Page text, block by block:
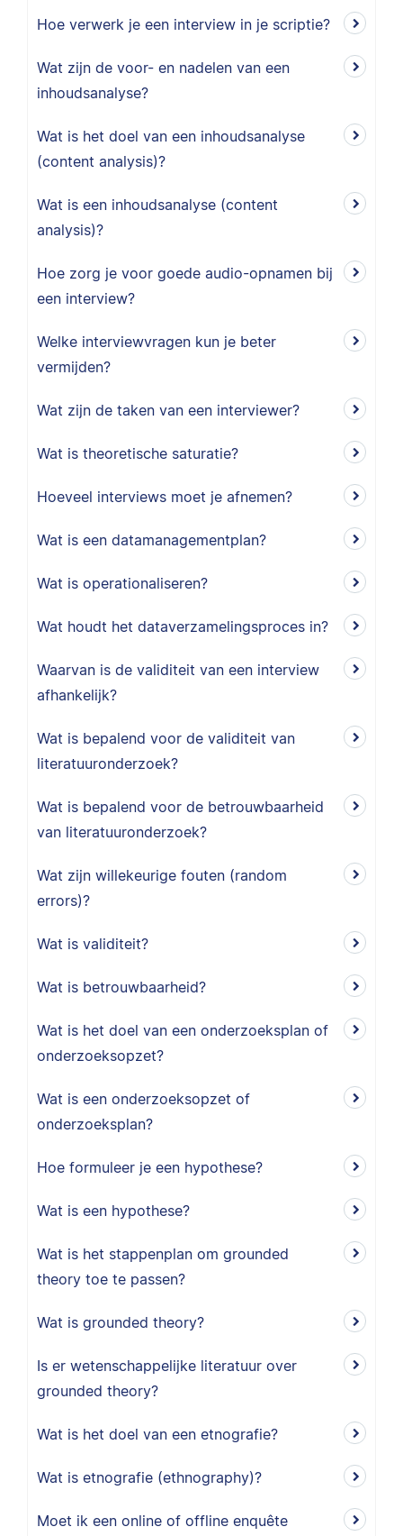
Hoe verwerk je een interview in je scriptie?
Wat zijn de voor- en nadelen van een
inhoudsanalyse?
Wat is het doel van een inhoudsanalyse
(content analysis)?
Wat is een inhoudsanalyse (content
analysis)?
Hoe zorg je voor goede audio-opnamen bij
een interview?
Welke interviewvragen kun je beter
vermijden?
Wat zijn de taken van een interviewer?
Wat is theoretische saturatie?
Hoeveel interviews moet je afnemen?
Wat is een datamanagementplan?
Wat is operationaliseren?
Wat houdt het dataverzamelingsproces in?
Waarvan is de validiteit van een interview
afhankelijk?
Wat is bepalend voor de validiteit van
literatuuronderzoek?
Wat is bepalend voor de betrouwbaarheid
van literatuuronderzoek?
Wat zijn willekeurige fouten (random
errors)?
Wat is validiteit?
Wat is betrouwbaarheid?
Wat is het doel van een onderzoeksplan of
onderzoeksopzet?
Wat is een onderzoeksopzet of
onderzoeksplan?
Hoe formuleer je een hypothese?
Wat is een hypothese?
Wat is het stappenplan om grounded
theory toe te passen?
Wat is grounded theory?
Is er wetenschappelijke literatuur over
grounded theory?
Wat is het doel van een etnografie?
Wat is etnografie (ethnography)?
Moet ik een online of offline enquête